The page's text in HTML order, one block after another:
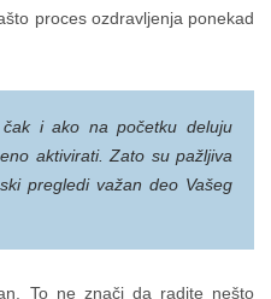
proces ozdravljenja ponekad
i ako na početku deluju
aktivirati. Zato su pažljiva
pregledi važan deo Vašeg
To ne znači da radite nešto